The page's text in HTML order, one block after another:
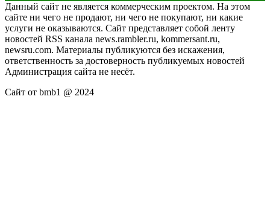
Данный сайт не является коммерческим проектом. На этом
сайте ни чего не продают, ни чего не покупают, ни какие
услуги не оказываются. Сайт представляет собой ленту
новостей RSS канала news.rambler.ru, kommersant.ru,
newsru.com. Материалы публикуются без искажения,
ответственность за достоверность публикуемых новостей
Администрация сайта не несёт.
Сайт от bmb1 @ 2024